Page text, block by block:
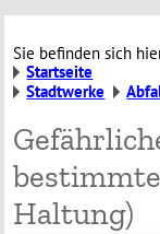
Sie befinden sich
Startseite
Stadtwerke
Haltung)